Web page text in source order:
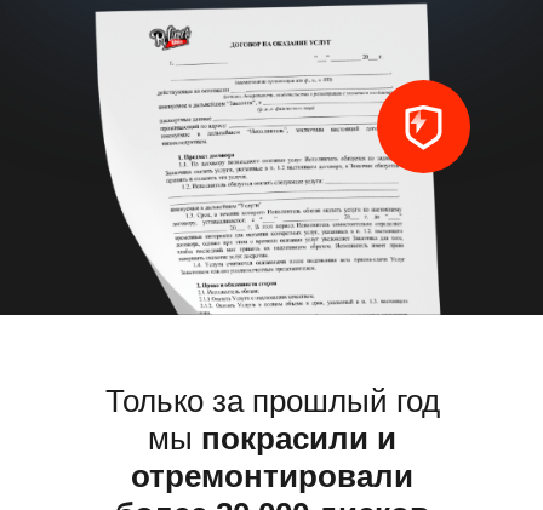
Только за прошлый год
и отремонтировали
дисков
Только за прошлый год
мы покрасили и
отремонтировали